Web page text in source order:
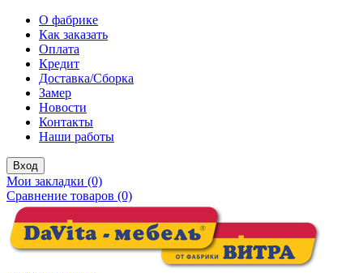
О фабрике
Как заказать
Оплата
Кредит
Доставка/Сборка
Замер
Новости
Контакты
Наши работы
Вход
Мои закладки (0)
Сравнение товаров (0)